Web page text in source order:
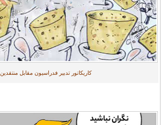
کاریکاتور تدبیر فدراسیون مقابل منتقدین